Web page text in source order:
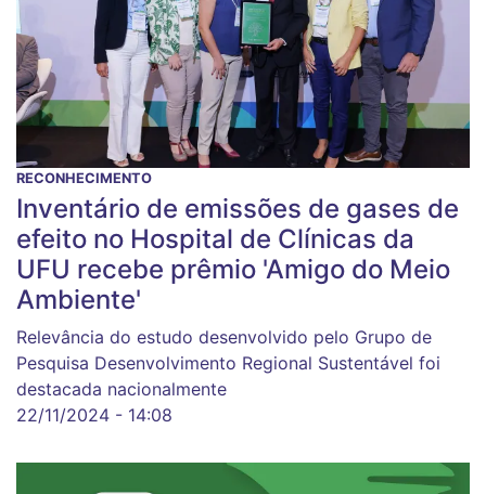
RECONHECIMENTO
Inventário de emissões de gases de
efeito no Hospital de Clínicas da
UFU recebe prêmio 'Amigo do Meio
Ambiente'
Relevância do estudo desenvolvido pelo Grupo de
Pesquisa Desenvolvimento Regional Sustentável foi
destacada nacionalmente
22/11/2024 - 14:08